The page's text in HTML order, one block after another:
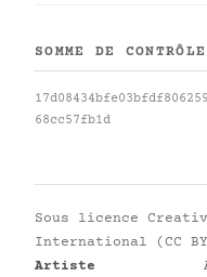
SOMME DE
68cc57fb1d
Sous licence
International (CC
Artiste